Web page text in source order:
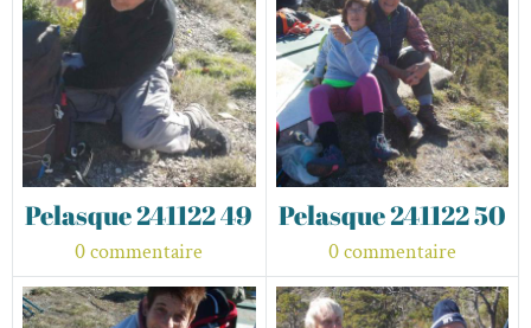
Pelasque 241122 49
0 commentaire
Pelasque 241122 50
0 commentaire